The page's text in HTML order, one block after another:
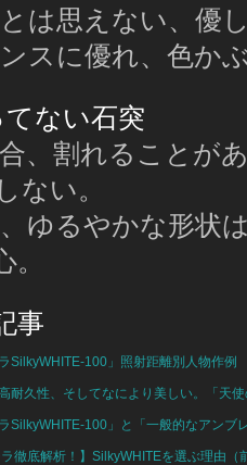
は思えない、優
スに優れ、色か
ない石突
、割れることが
ない。
ゆるやかな形状
事
SilkyWHITE-100」照射距離別人物作例
耐久性、そしてなにより美しい。「天
SilkyWHITE-100」と「一般的なアンブ
ラ徹底解析！】SilkyWHITEを選ぶ理由（